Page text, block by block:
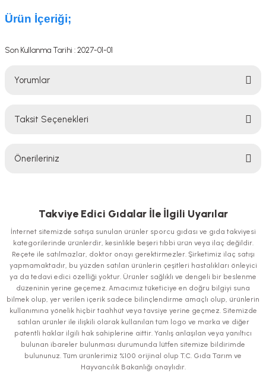
Ürün İçeriği;
Son Kullanma Tarihi : 2027-01-01
Yorumlar
Taksit Seçenekleri
Önerileriniz
iletebilirsiniz.
Görüş ve önerileriniz için teşekkür ederiz.
Ürün resmi kalitesiz, bozuk veya görüntülenemiyor.
Ürün açıklamasında eksik bilgiler bulunuyor.
Ürün bilgilerinde hatalar bulunuyor.
Ürün fiyatı diğer sitelerden daha pahalı.
Bu ürüne benzer farklı alternatifler olmalı.
Takviye Edici Gıdalar İle İlgili Uyarılar
İnternet sitemizde satışa sunulan ürünler sporcu gıdası ve gıda takviyesi
kategorilerinde ürünlerdir, kesinlikle beşeri tıbbi ürün veya ilaç değildir.
Reçete ile satılmazlar, doktor onayı gerektirmezler. Şirketimiz ilaç satışı
yapmamaktadır, bu yüzden satılan ürünlerin çeşitleri hastalıkları önleyici
ya da tedavi edici özelliği yoktur. Ürünler sağlıklı ve dengeli bir beslenme
düzeninin yerine geçemez. Amacımız tüketiciye en doğru bilgiyi suna
bilmek olup, yer verilen içerik sadece bilinçlendirme amaçlı olup, ürünlerin
kullanımına yönelik hiçbir taahhüt veya tavsiye yerine geçmez. Sitemizde
satılan ürünler ile ilişkili olarak kullanılan tüm logo ve marka ve diğer
patentli haklar ilgili hak sahiplerine aittir. Yanlış anlaşılan veya yanıltıcı
bulunan ibareler bulunması durumunda lütfen sitemize bildirimde
bulununuz. Tüm ürünlerimiz %100 orijinal olup T.C. Gıda Tarım ve
Hayvancılık Bakanlığı onaylıdır.